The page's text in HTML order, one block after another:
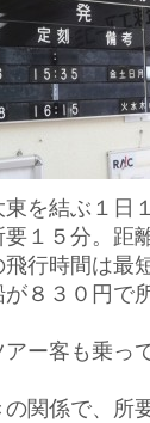
を結ぶ１日
１５分。距
飛行時間は最
が８３０円で
アー客も乗っ
関係で、所